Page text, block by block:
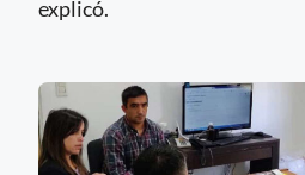
explicó.